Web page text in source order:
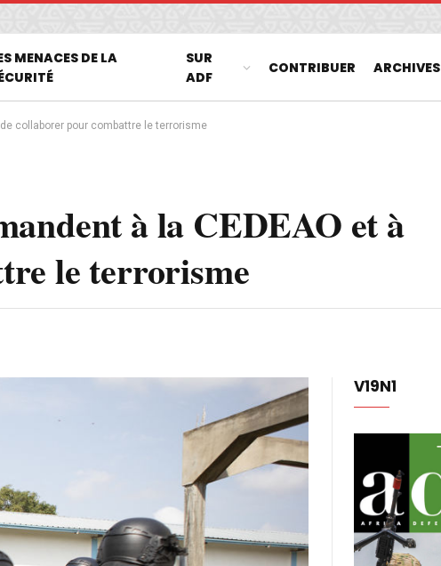
MENACES DE LA
SUR
ADF
CONTRIBUER ARCHIVES
collaborer pour combattre le terrorisme
à la CEDEAO et à
le terrorisme
V19N1